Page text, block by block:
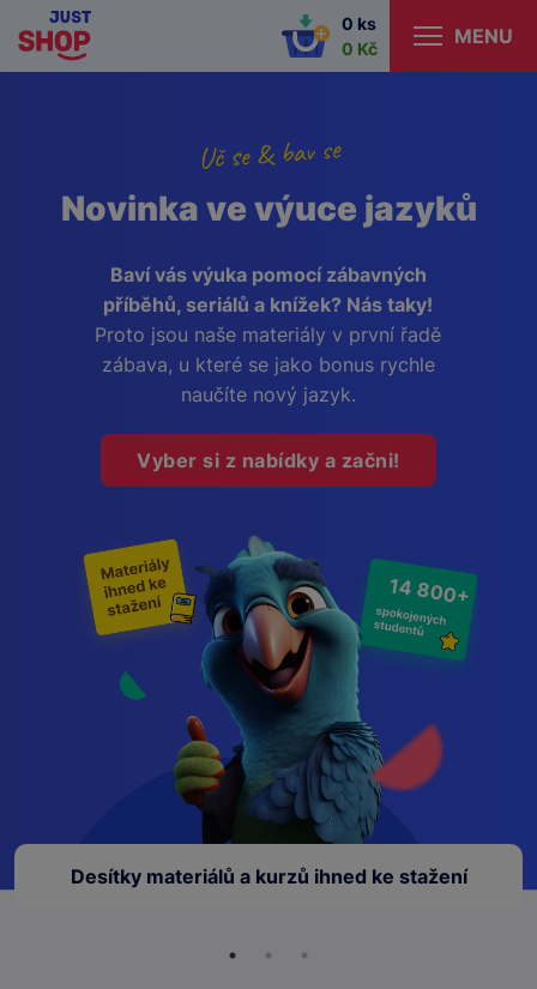
0 ks
0 Kč
MENU
Uč se & bav se
Novinka ve výuce jazyků
Baví vás výuka pomocí zábavných
příběhů, seriálů a knížek? Nás taky!
Proto jsou naše materiály v první řadě
zábava, u které se jako bonus rychle
naučíte nový jazyk.
Vyber si z nabídky a začni!
14 800+
Desítky materiálů a kurzů ihned ke stažení